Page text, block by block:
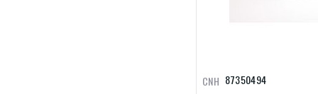
87350494
CNH